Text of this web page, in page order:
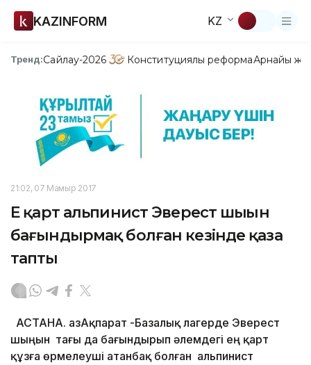
KAZINFORM KZ
Тренд:Сайлау-2026 Конституциялық реформаАрнайы
21:02, 07 Мамыр 2017
Ең қарт альпинист Эверест шыңын
бағындырмақ болған кезінде қаза
тапты
АСТАНА. ҚазАқпарат -Базалық лагерде Эверест
шыңын тағы да бағындырып әлемдегі ең қарт
құзға өрмелеуші атанбақ болған альпинист